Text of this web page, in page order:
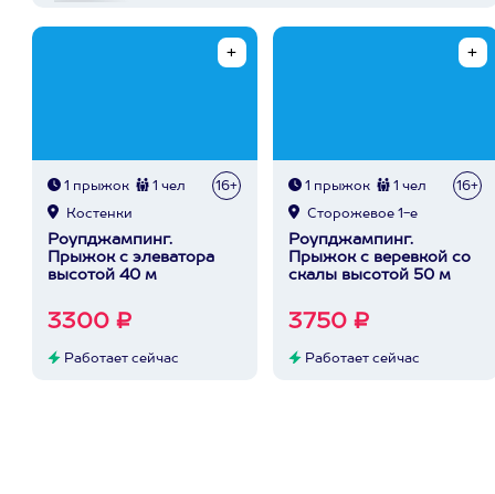
1 прыжок 1 чел 16+
Костенки
Роупджампинг.
Прыжок с элеватора
высотой 40 м
3300 ₽
Работает сейчас
1 прыжок 1 чел 16+
Сторожевое 1-е
Роупджампинг.
Прыжок с веревкой со
скалы высотой 50 м
3750 ₽
Работает сейчас